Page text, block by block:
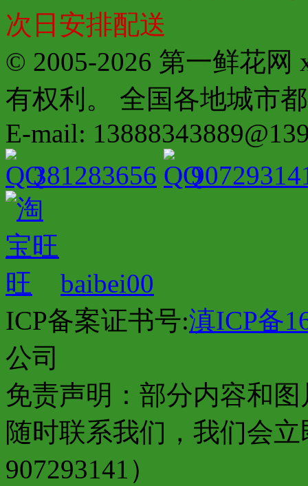
次日安排配送
© 2005-2026 第一鲜花网
有权利。 全国各地城市
E-mail:
381283656
baibei00
ICP备案证书号:滇ICP备
公司
免责声明：部分内容和
随时联系我们，我们会
907293141）